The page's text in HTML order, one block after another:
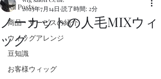
All Posts
商品・サービスの紹介
ウィッグアレンジ
豆知識
お客様ウィッグ
ノーカットの人毛MIXウィ
ッグ
2025年7月14日 読了時間: 2分